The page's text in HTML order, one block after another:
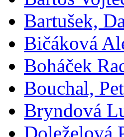
Bartušek,
Bičáková
Boháček
Bouchal,
Bryndová